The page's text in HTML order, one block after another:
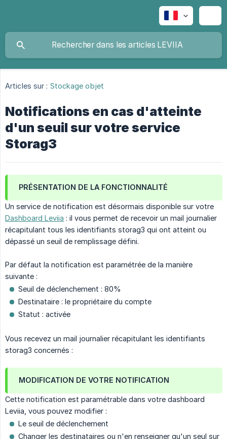
Articles sur : Stockage objet
Notifications en cas d'atteinte
d'un seuil sur votre service
Storag3
PRÉSENTATION DE LA FONCTIONNALITÉ
Un service de notification est désormais disponible sur votre
Dashboard Leviia : il vous permet de recevoir un mail journalier
récapitulant tous les identifiants storag3 qui ont atteint ou
dépassé un seuil de remplissage défini.
Par défaut la notification est paramétrée de la manière
suivante :
Seuil de déclenchement : 80%
Destinataire : le propriétaire du compte
Statut : activée
Vous recevez un mail journalier récapitulant les identifiants
storag3 concernés :
MODIFICATION DE VOTRE NOTIFICATION
Cette notification est paramétrable dans votre dashboard
Leviia, vous pouvez modifier :
Le seuil de déclenchement
Changer les destinataires ou n'en renseigner qu'un seul sur